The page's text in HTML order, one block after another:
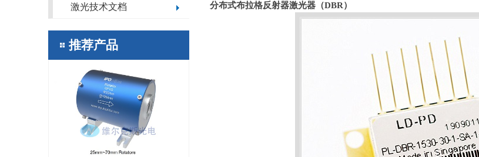
激光技术文档
推荐产品
分布式布拉格反射器激光器（DBR）